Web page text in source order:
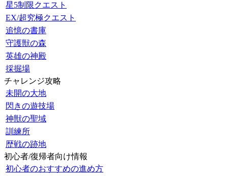
星5制限クエスト
EX/超究極クエスト
追憶の書庫
守護獣の森
英雄の神殿
採掘場
チャレンジ攻略
未開の大地
閃きの遊技場
神獣の聖域
訓練所
歴戦の跡地
初心者/復帰者向け情報
初心者のおすすめの進め方